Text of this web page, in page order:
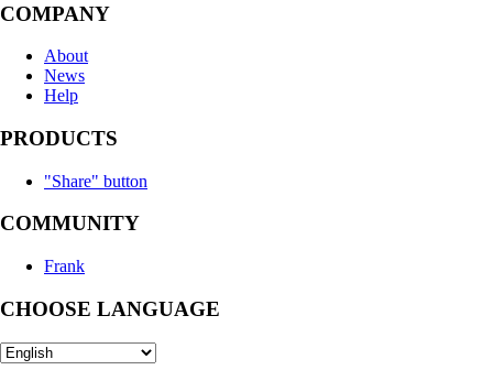
COMPANY
About
News
Help
PRODUCTS
"Share" button
COMMUNITY
Frank
CHOOSE LANGUAGE